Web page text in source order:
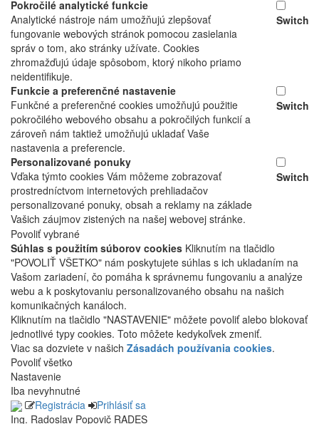
Pokročilé analytické funkcie
Analytické nástroje nám umožňujú zlepšovať
fungovanie webových stránok pomocou zasielania
správ o tom, ako stránky užívate. Cookies
zhromažďujú údaje spôsobom, ktorý nikoho priamo
neidentifikuje.
Switch
Funkcie a preferenčné nastavenie
Funkčné a preferenčné cookies umožňujú použitie
pokročilého webového obsahu a pokročilých funkcií a
zároveň nám taktiež umožňujú ukladať Vaše
nastavenia a preferencie.
Switch
Personalizované ponuky
Vďaka týmto cookies Vám môžeme zobrazovať
prostredníctvom internetových prehliadačov
personalizované ponuky, obsah a reklamy na základe
Vašich záujmov zistených na našej webovej stránke.
Switch
Povoliť vybrané
Súhlas s použitím súborov cookies Kliknutím na tlačidlo
"POVOLIŤ VŠETKO" nám poskytujete súhlas s ich ukladaním na
Vašom zariadení, čo pomáha k správnemu fungovaniu a analýze
webu a k poskytovaniu personalizovaného obsahu na našich
komunikačných kanáloch.
Kliknutím na tlačidlo "NASTAVENIE" môžete povoliť alebo blokovať
jednotlivé typy cookies. Toto môžete kedykoľvek zmeniť.
Viac sa dozviete v našich Zásadách používania cookies.
Povoliť všetko
Nastavenie
Iba nevyhnutné
Registrácia
Prihlásiť sa
Ing. Radoslav Popovič RADES